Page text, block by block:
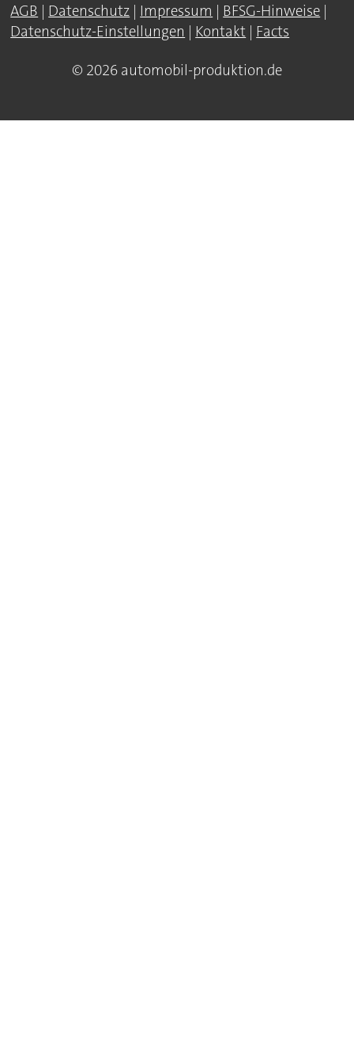
AGB | Datenschutz | Impressum | BFSG-Hinweise |
Datenschutz-Einstellungen | Kontakt | Facts
© 2026 automobil-produktion.de